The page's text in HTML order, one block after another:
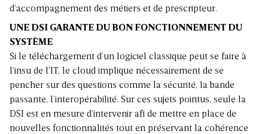
d’accompagnement des métiers et de prescripteur.
UNE DSI GARANTE DU BON FONCTIONNEMENT DU
SYSTÈME
Si le téléchargement d’un logiciel classique peut se faire à
l’insu de l’IT, le cloud implique nécessairement de se
pencher sur des questions comme la sécurité, la bande
passante, l’interopérabilité. Sur ces sujets pointus, seule la
DSI est en mesure d’intervenir afi de mettre en place de
nouvelles fonctionnalités tout en préservant la cohérence